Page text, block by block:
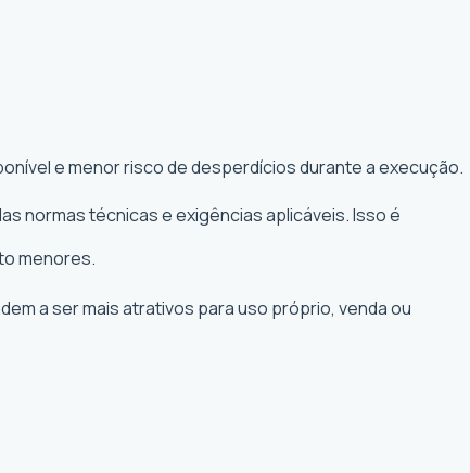
e menor risco de desperdícios durante a execução.
normas técnicas e exigências aplicáveis. Isso é
menores.
a ser mais atrativos para uso próprio, venda ou